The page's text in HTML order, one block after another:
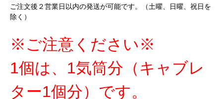
ご注文後２営業日以内の発送が可能です。（土曜、日曜、祝日を
除く）
※ご注意ください※
1個は、1気筒分（キャブレ
ター1個分）です。